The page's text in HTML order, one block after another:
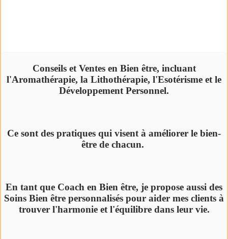
Conseils et Ventes en Bien être, incluant
l'Aromathérapie, la Lithothérapie, l'Esotérisme et le
Développement Personnel.
Ce sont des pratiques qui visent à améliorer le bien-
être de chacun.
En tant que Coach en Bien être, je propose aussi des
Soins Bien être personnalisés pour aider mes clients à
trouver l'harmonie et l'équilibre dans leur vie.